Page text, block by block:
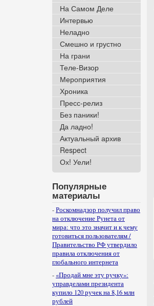
На Самом Деле
Интервью
Неладно
Смешно и грустно
На грани
Теле-Визор
Мероприятия
Хроника
Пресс-релиз
Без паники!
Да ладно!
Актуальный архив
Respect
Ох! Уели!
Популярные
материалы
-Роскомнадзор получил право
на отключение Рунета от
мира: что это значит и к чему
готовиться пользователям /
Правительство РФ утвердило
правила отключения от
глобального интернета
- «Продай мне эту ручку»:
управделами президента
купило 120 ручек на 8,16 млн
рублей